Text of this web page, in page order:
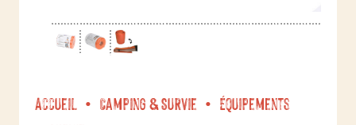
Accueil Camping & Survie
Équipements